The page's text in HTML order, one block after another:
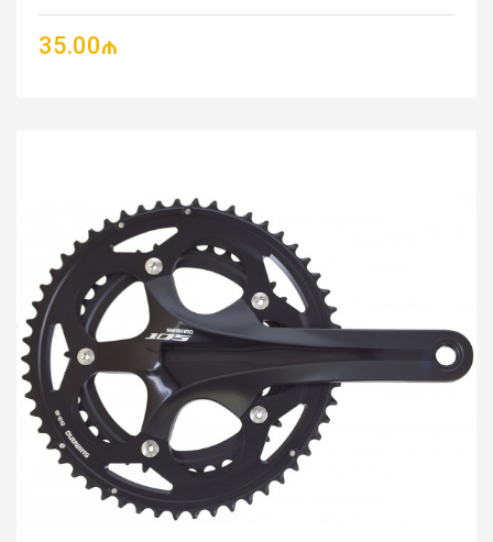
35.00₼